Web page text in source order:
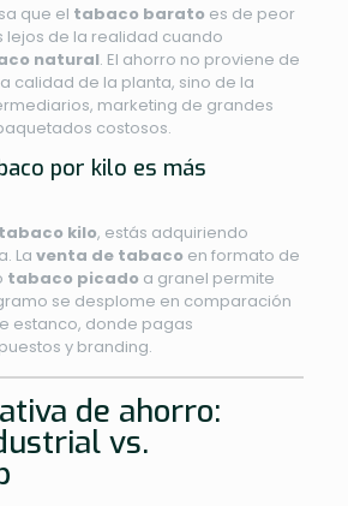
que el tabaco barato es de peor
lejos de la realidad cuando
natural. El ahorro no proviene de
calidad de la planta, sino de la
marketing de grandes
costosos.
por kilo es más
tabaco kilo, estás adquiriendo
La venta de tabaco en formato de
tabaco picado a granel permite
se desplome en comparación
estanco, donde pagas
y branding.
de ahorro:
vs.